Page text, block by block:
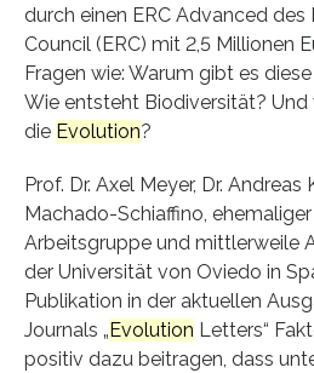
durch einen ERC Advanced des
Council (ERC) mit 2,5 Millionen
Fragen wie: Warum gibt es
Wie entsteht Biodiversität? Und
die Evolution?
Prof. Dr. Axel Meyer, Dr.
Machado-Schiaffino,
Arbeitsgruppe und mittlerweile
der Universität von Oviedo in
Publikation in der aktuellen
Journals „ Evolution Letters“
positiv dazu beitragen, dass